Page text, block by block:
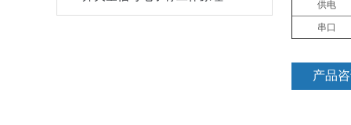
供电
串口
产品